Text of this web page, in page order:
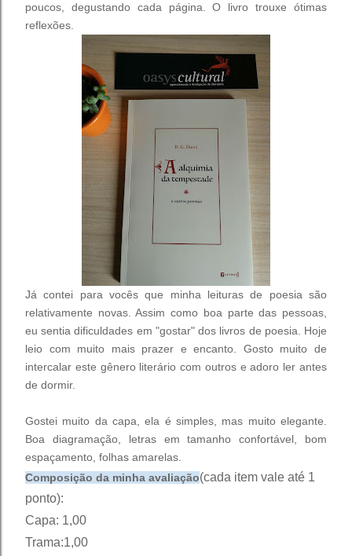
poucos, degustando cada página. O livro trouxe ótimas
reflexões.
Já contei para vocês que minha leituras de poesia são
relativamente novas. Assim como boa parte das pessoas,
eu sentia dificuldades em "gostar" dos livros de poesia. Hoje
leio com muito mais prazer e encanto. Gosto muito de
intercalar este gênero literário com outros e adoro ler antes
de dormir.
Gostei muito da capa, ela é simples, mas muito elegante.
Boa diagramação, letras em tamanho confortável, bom
espaçamento, folhas amarelas.
Composição da minha avaliação(cada item vale até 1
ponto):
Capa: 1,00
Trama:1,00